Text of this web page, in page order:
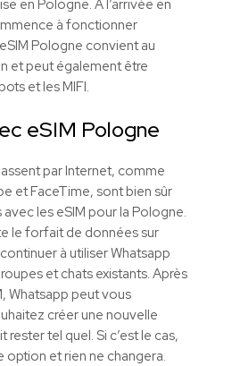
en Pologne. À l’arrivée en
à fonctionner
Pologne convient au
et peut également être
et les MIFI.
eSIM Pologne
par Internet, comme
et FaceTime, sont bien sûr
avec les eSIM pour la Pologne.
le forfait de données sur
à utiliser Whatsapp
et chats existants. Après
, Whatsapp peut vous
créer une nouvelle
tel quel. Si c’est le cas,
option et rien ne changera.